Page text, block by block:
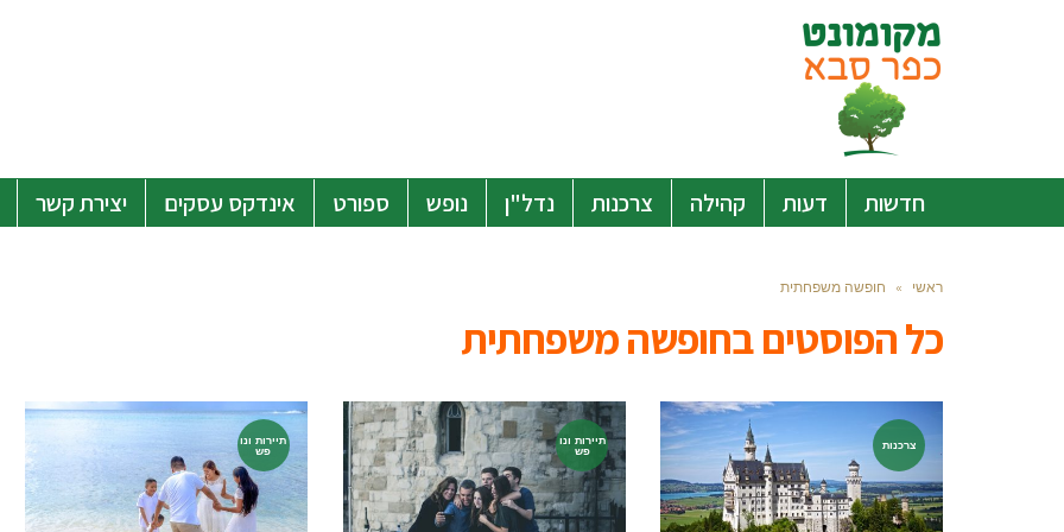
חדשות דעות קהילה צרכנות נדל"ן נופש ספורט אינדקס עסקים יצירת קשר
ראשי » חופשה משפחתית
כל הפוסטים בחופשה משפחתית
צרכנות
תיירות ונו
פש
תיירות ונו
פש